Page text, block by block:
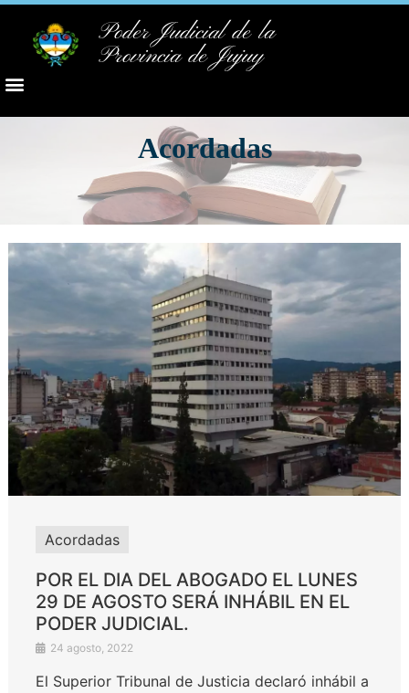
Poder Judicial de la
Provincia de Jujuy
Acordadas
Acordadas
POR EL DIA DEL ABOGADO EL LUNES
29 DE AGOSTO SERÁ INHÁBIL EN EL
PODER JUDICIAL.
24 agosto, 2022
El Superior Tribunal de Justicia declaró inhábil a